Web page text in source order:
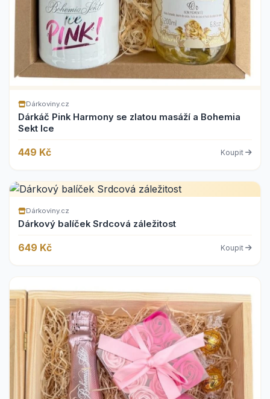
Dárkoviny.cz
Dárkáč Pink Harmony se zlatou masáží a Bohemia
Sekt Ice
449 Kč Koupit
Dárkoviny.cz
Dárkový balíček Srdcová záležitost
649 Kč Koupit